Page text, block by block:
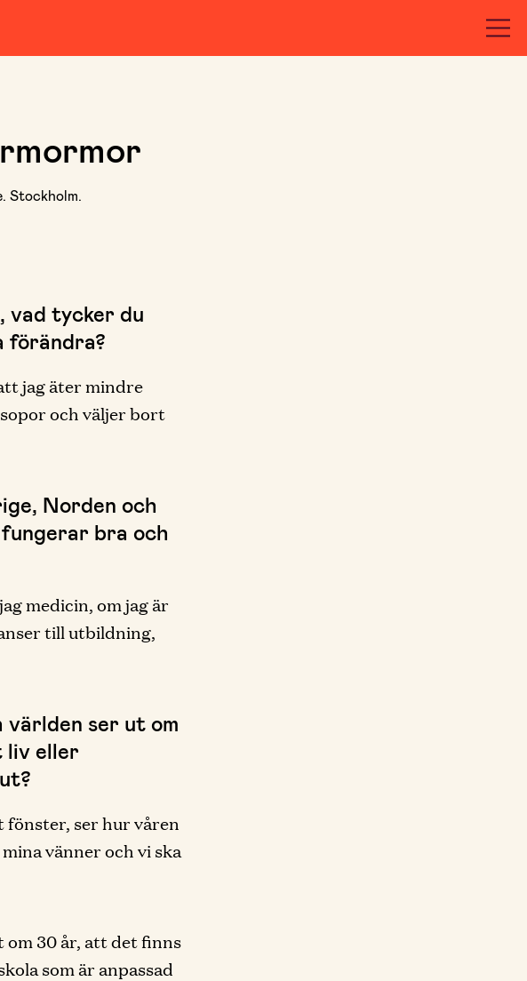
Stockholm.
vad tycker du
förändra?
jag äter mindre
och väljer bort
Norden och
bra och
medicin, om jag är
till utbildning,
ser ut om
liv eller
ser hur våren
vänner och vi ska
30 år, att det finns
som är anpassad